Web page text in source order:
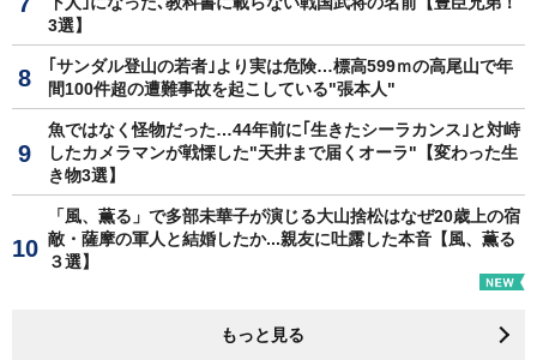
3選】
｢サンダル登山の若者｣より実は危険…標高599ｍの高尾山で年
間100件超の遭難事故を起こしている"張本人"
魚ではなく怪物だった…44年前に｢生きたシーラカンス｣と対峙
したカメラマンが戦慄した"天井まで届くオーラ"【変わった生
き物3選】
「風、薫る」で多部未華子が演じる大山捨松はなぜ20歳上の宿
敵・薩摩の軍人と結婚したか...親友に吐露した本音【風、薫る
３選】
もっと見る